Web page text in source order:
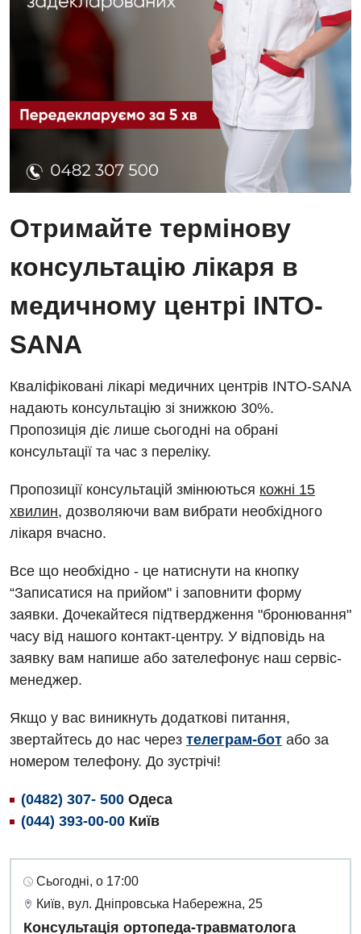
Отримайте термінову
консультацію лікаря в
медичному центрі INTO-
SANA
Кваліфіковані лікарі медичних центрів INTO-SANA
надають консультацію зі знижкою 30%.
Пропозиція діє лише сьогодні на обрані
консультації та час з переліку.
Пропозиції консультацій змінюються кожні 15
хвилин, дозволяючи вам вибрати необхідного
лікаря вчасно.
Все що необхідно - це натиснути на кнопку
“Записатися на прийом" і заповнити форму
заявки. Дочекайтеся підтвердження "бронювання"
часу від нашого контакт-центру. У відповідь на
заявку вам напише або зателефонує наш сервіс-
менеджер.
Якщо у вас виникнуть додаткові питання,
звертайтесь до нас через телеграм-бот або за
номером телефону. До зустрічі!
(0482) 307- 500 Одеса
(044) 393-00-00 Київ
Сьогодні, о 17:00
Київ, вул. Дніпровська Набережна, 25
Консультація ортопеда-травматолога